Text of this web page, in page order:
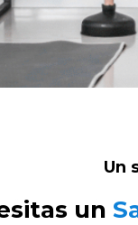
Un
un